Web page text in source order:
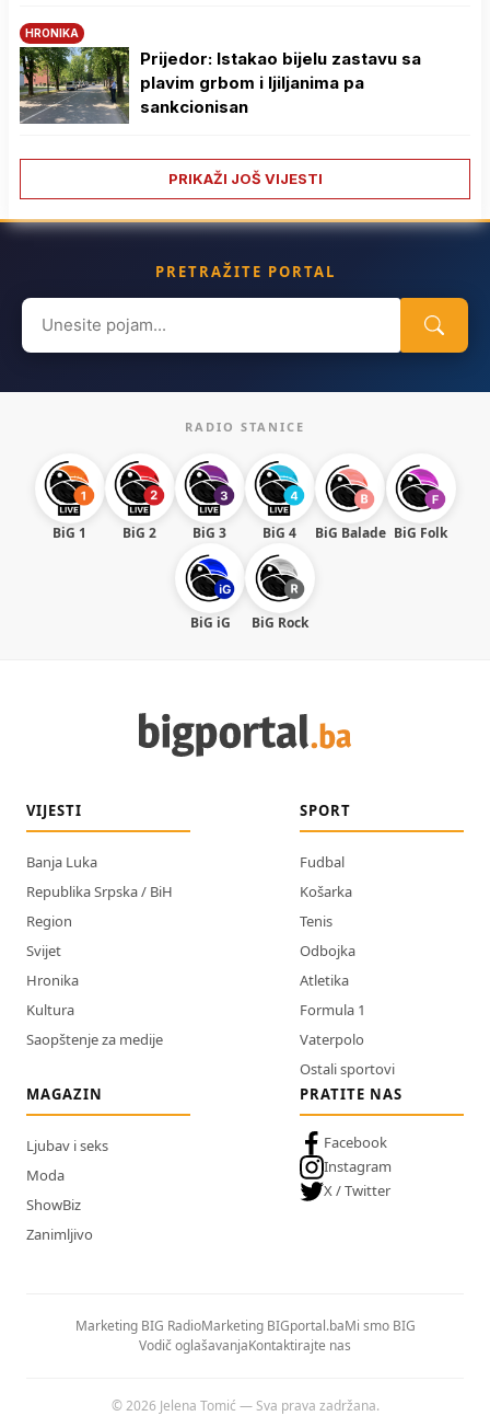
HRONIKA
Prijedor: Istakao bijelu zastavu sa
plavim grbom i ljiljanima pa
sankcionisan
PRIKAŽI JOŠ VIJESTI
PRETRAŽITE PORTAL
Search
for:
RADIO STANICE
BiG 1 BiG 2 BiG 3 BiG 4 BiG Balade BiG Folk
BiG iG BiG Rock
VIJESTI
Banja Luka
Republika Srpska / BiH
Region
Svijet
Hronika
Kultura
Saopštenje za medije
SPORT
Fudbal
Košarka
Tenis
Odbojka
Atletika
Formula 1
Vaterpolo
Ostali sportovi
MAGAZIN
Ljubav i seks
Moda
ShowBiz
Zanimljivo
PRATITE NAS
Facebook
Instagram
X / Twitter
Marketing BIG RadioMarketing BIGportal.baMi smo BIG
Vodič oglašavanjaKontaktirajte nas
© 2026 Jelena Tomić — Sva prava zadržana.